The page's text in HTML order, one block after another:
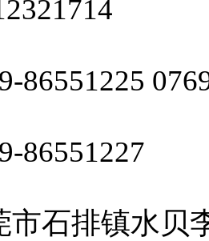
86551225
86551227
市石排镇水贝